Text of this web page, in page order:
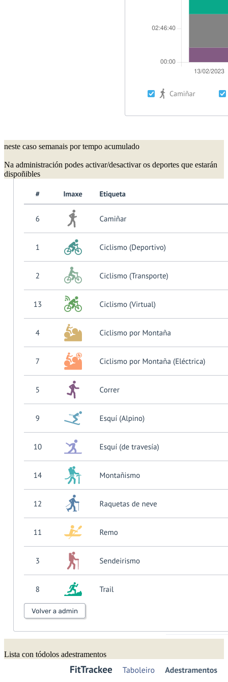
neste caso semanais por tempo acumulado
Na administración podes activar/desactivar os deportes que estarán
dispoñibles
Lista con tódolos adestramentos